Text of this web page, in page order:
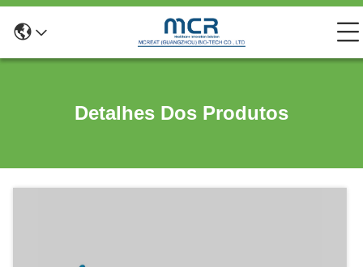
Detalhes Dos Produtos